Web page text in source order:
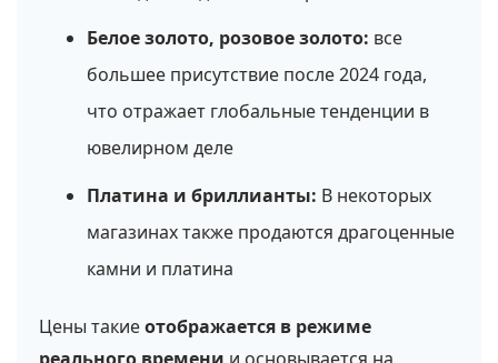
Белое золото, розовое золото: все
большее присутствие после 2024 года,
что отражает глобальные тенденции в
ювелирном деле
Платина и бриллианты: В некоторых
магазинах также продаются драгоценные
камни и платина
Цены такиеотображается в режиме